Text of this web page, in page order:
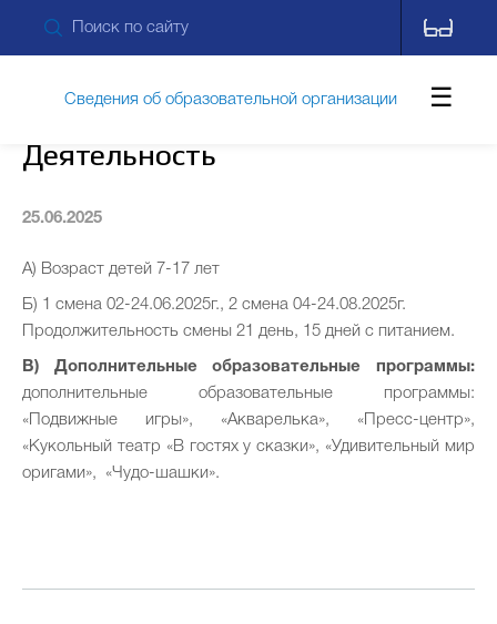
Деятельность
25.06.2025
А) Возраст детей 7-17 лет
Б) 1 смена 02-24.06.2025г., 2 смена 04-24.08.2025г.
Продолжительность смены 21 день, 15 дней с питанием.
В) Дополнительные образовательные программы:
дополнительные образовательные программы:
«Подвижные игры», «Акварелька», «Пресс-центр»,
«Кукольный театр «В гостях у сказки», «Удивительный мир
оригами», «Чудо-шашки».
Сведения об образовательной организации
Противодействие коррупции
Дополнительные сведения Питание
Новости Контакты